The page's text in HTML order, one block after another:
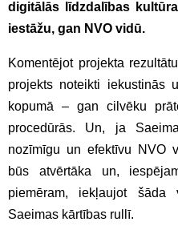
digitālās līdzdalības
iestāžu, gan NVO vidū.
Komentējot projekta
projekts noteikti iekustinās
kopumā – gan cilvēku
procedūrās. Un, ja
nozīmīgu un efektīvu NVO
būs atvērtāka un,
piemēram, iekļaujot šāda
Saeimas kārtības rullī.